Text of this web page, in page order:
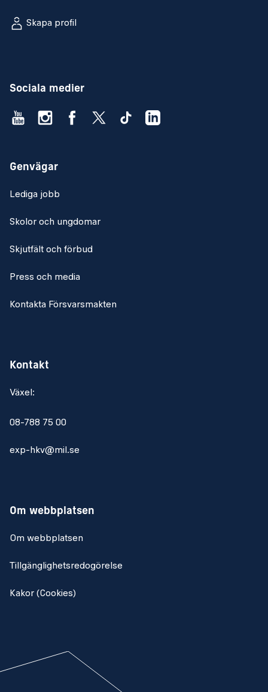
Skapa profil
Sociala medier
Genvägar
Lediga jobb
Skolor och ungdomar
Skjutfält och förbud
Press och media
Kontakta Försvarsmakten
Kontakt
Växel:
08-788 75 00
exp-hkv@mil.se
Om webbplatsen
Om webbplatsen
Tillgänglighetsredogörelse
Kakor (Cookies)